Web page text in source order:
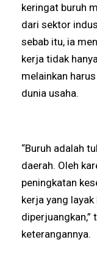
keringat buruh
dari sektor
sebab itu, ia
kerja tidak
melainkan
dunia usaha.
“Buruh adalah
daerah. Oleh
peningkatan
kerja yang
keterangannya.